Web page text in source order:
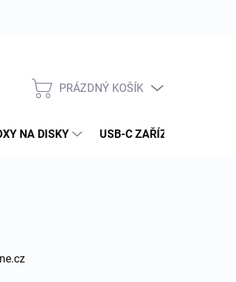
NÁKUPNÍ
PRÁZDNÝ KOŠÍK
NA DISKY USB-C ZAŘÍZENÍ